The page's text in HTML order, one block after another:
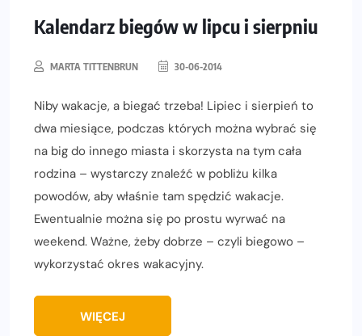
Kalendarz biegów w lipcu i sierpniu
MARTA TITTENBRUN 30-06-2014
Niby wakacje, a biegać trzeba! Lipiec i sierpień to
dwa miesiące, podczas których można wybrać się
na big do innego miasta i skorzysta na tym cała
rodzina – wystarczy znaleźć w pobliżu kilka
powodów, aby właśnie tam spędzić wakacje.
Ewentualnie można się po prostu wyrwać na
weekend. Ważne, żeby dobrze – czyli biegowo –
wykorzystać okres wakacyjny.
WIĘCEJ